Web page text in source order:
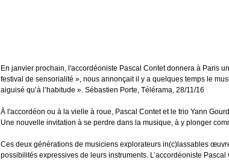
En janvier prochain, l'accordéoniste Pascal Contet donnera à Paris
festival de sensorialité », nous annonçait il y a quelques temps le
aiguisé qu’à l’habitude ». Sébastien Porte, Télérama, 28/11/16
À l'accordéon ou à la vielle à roue, Pascal Contet et le trio Yann
Une nouvelle invitation à se perdre dans la musique, à y plonger
Ces deux générations de musiciens explorateurs in(c)lassables
possibilités expressives de leurs instruments. L’accordéoniste